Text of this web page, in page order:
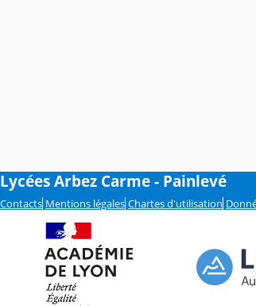
Lycées Arbez Carme - Painlevé
Contacts Mentions légales Chartes d'utilisation